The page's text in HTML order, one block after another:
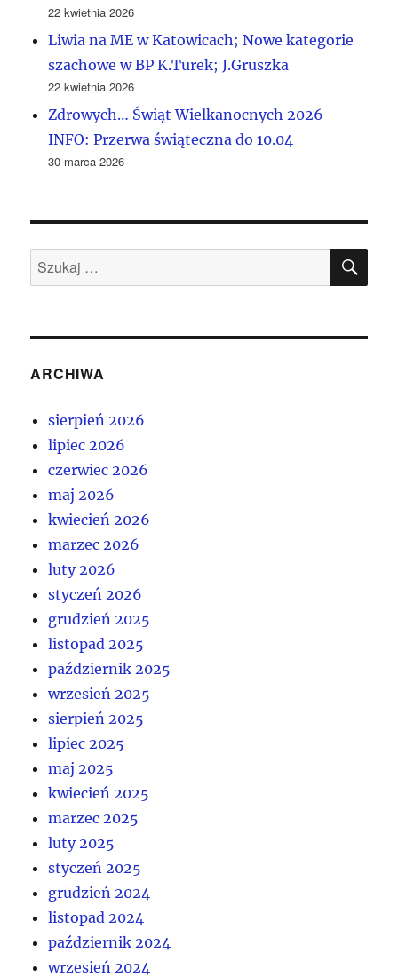
22 kwietnia 2026
Liwia na ME w Katowicach; Nowe kategorie
szachowe w BP K.Turek; J.Gruszka
22 kwietnia 2026
Zdrowych… Świąt Wielkanocnych 2026
INFO: Przerwa świąteczna do 10.04
30 marca 2026
Szukaj:
ARCHIWA
sierpień 2026
lipiec 2026
czerwiec 2026
maj 2026
kwiecień 2026
marzec 2026
luty 2026
styczeń 2026
grudzień 2025
listopad 2025
październik 2025
wrzesień 2025
sierpień 2025
lipiec 2025
maj 2025
kwiecień 2025
marzec 2025
luty 2025
styczeń 2025
grudzień 2024
listopad 2024
październik 2024
wrzesień 2024